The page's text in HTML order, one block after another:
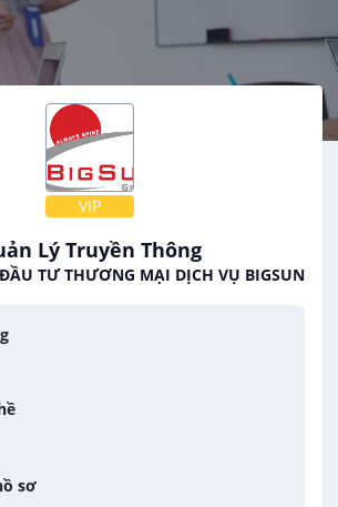
VIP
Lý Truyền Thông
TƯ THƯƠNG MẠI DỊCH VỤ BIGSUN
sơ